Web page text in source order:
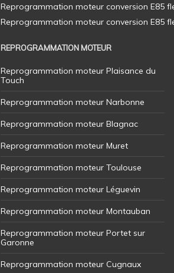
REPROGRAMMATION MOTEUR
Reprogrammation moteur Plaisance du
Touch
Reprogrammation moteur Narbonne
Reprogrammation moteur Blagnac
Reprogrammation moteur Muret
Reprogrammation moteur Toulouse
Reprogrammation moteur Léguevin
Reprogrammation moteur Montauban
Reprogrammation moteur Portet sur
Garonne
Reprogrammation moteur Cugnaux
Reprogrammation moteur conversion E85
Reprogrammation moteur conversion E85